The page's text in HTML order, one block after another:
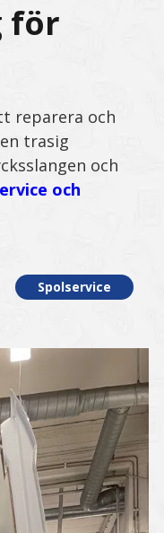
för
reparera och
trasig
och
och
Spolservice